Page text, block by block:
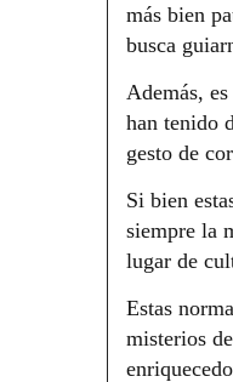
más bien
busca
Además,
han tenido
gesto de
Si bien
siempre la
lugar de
Estas
misterios